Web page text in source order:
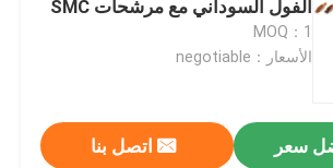
الفول السوداني مع مرشحات SMC
MOQ：1
الأسعار：negotiable
سعر اتصل بنا